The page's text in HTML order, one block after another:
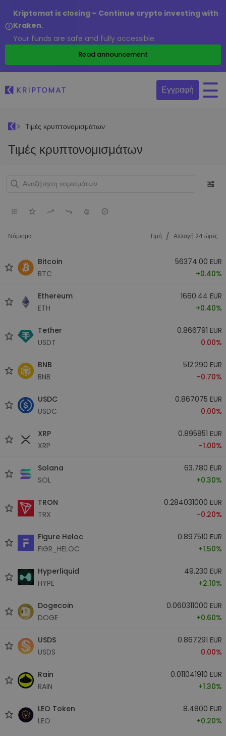
Kriptomat is closing – Continue crypto investing with
Kraken.
Your funds are safe and fully accessible.
Read announcement
Εγγραφή
Τιμές κρυπτονομισμάτων
Τιμές κρυπτονομισμάτων
Νόμισμα Tιμή / Αλλαγή 24 ώρες
Bitcoin
BTC
56374.00 EUR
+0.40%
Ethereum
ETH
1660.44 EUR
+0.40%
Tether
USDT
0.866791 EUR
0.00%
BNB
BNB
512.290 EUR
-0.70%
USDC
USDC
0.867075 EUR
0.00%
XRP
XRP
0.895851 EUR
-1.00%
Solana
SOL
63.780 EUR
+0.30%
TRON
TRX
0.284031000 EUR
-0.20%
Figure Heloc
FIGR_HELOC
0.897510 EUR
+1.50%
Hyperliquid
HYPE
49.230 EUR
+2.10%
Dogecoin
DOGE
0.060311000 EUR
+0.60%
USDS
USDS
0.867291 EUR
0.00%
Rain
RAIN
0.011041910 EUR
+1.30%
LEO Token
LEO
8.4800 EUR
+0.20%